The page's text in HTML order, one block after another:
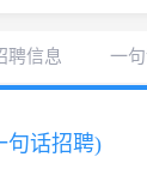
聘信息 一
句话招聘)